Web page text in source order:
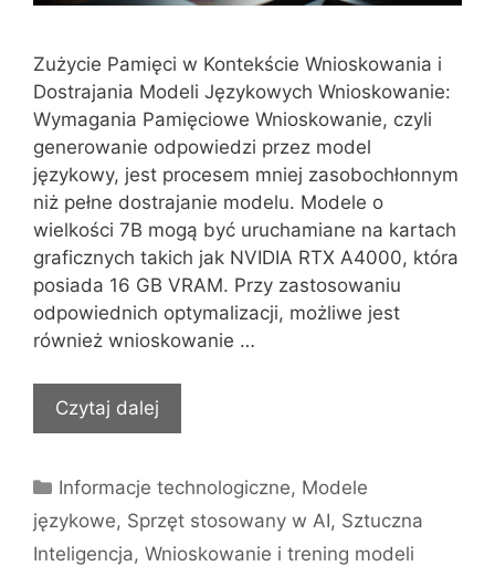
Zużycie Pamięci w Kontekście Wnioskowania i
Dostrajania Modeli Językowych Wnioskowanie:
Wymagania Pamięciowe Wnioskowanie, czyli
generowanie odpowiedzi przez model
językowy, jest procesem mniej zasobochłonnym
niż pełne dostrajanie modelu. Modele o
wielkości 7B mogą być uruchamiane na kartach
graficznych takich jak NVIDIA RTX A4000, która
posiada 16 GB VRAM. Przy zastosowaniu
odpowiednich optymalizacji, możliwe jest
również wnioskowanie …
Czytaj dalej
Kategorie
Informacje technologiczne, Modele
językowe, Sprzęt stosowany w AI, Sztuczna
Inteligencja, Wnioskowanie i trening modeli